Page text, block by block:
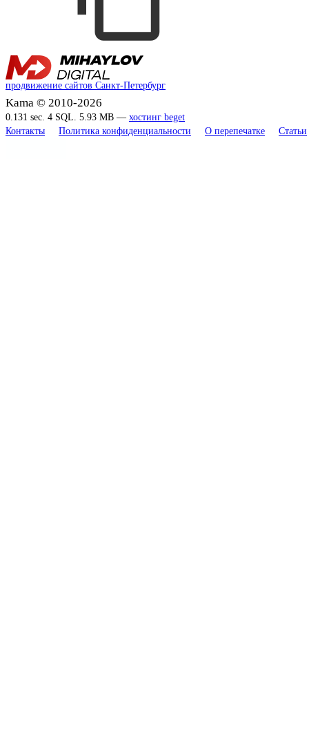
продвижение сайтов Санкт-Петербург
Kama © 2010-2026
0.131 sec. 4 SQL. 5.93 MB — хостинг beget
Контакты
Политика конфиденциальности О перепечатке Статьи